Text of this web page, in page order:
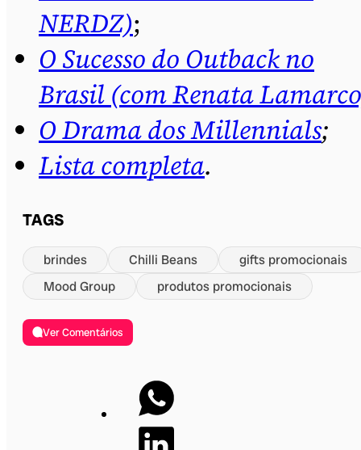
NERDZ);
O Sucesso do Outback no
Brasil (com Renata
O Drama dos Millennials;
Lista completa.
TAGS
brindes Chilli Beans
gifts promocionais
Mood Group
produtos promocionais
Ver Comentários